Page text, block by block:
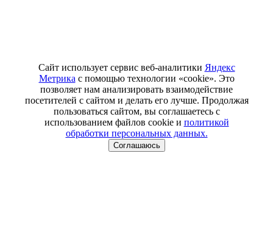
Сайт использует сервис веб-аналитики Яндекс
Метрика с помощью технологии «cookie». Это
позволяет нам анализировать взаимодействие
посетителей с сайтом и делать его лучше. Продолжая
пользоваться сайтом, вы соглашаетесь с
использованием файлов cookie и политикой
обработки персональных данных.
Соглашаюсь